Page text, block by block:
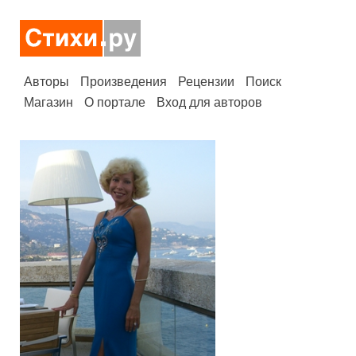
Авторы Произведения Рецензии
Поиск
Магазин
О портале Вход для авторов